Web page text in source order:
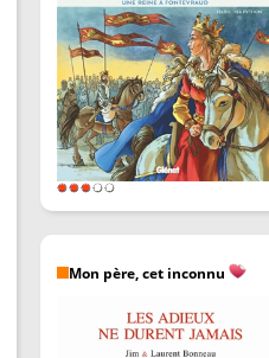
Mon père, cet inconnu